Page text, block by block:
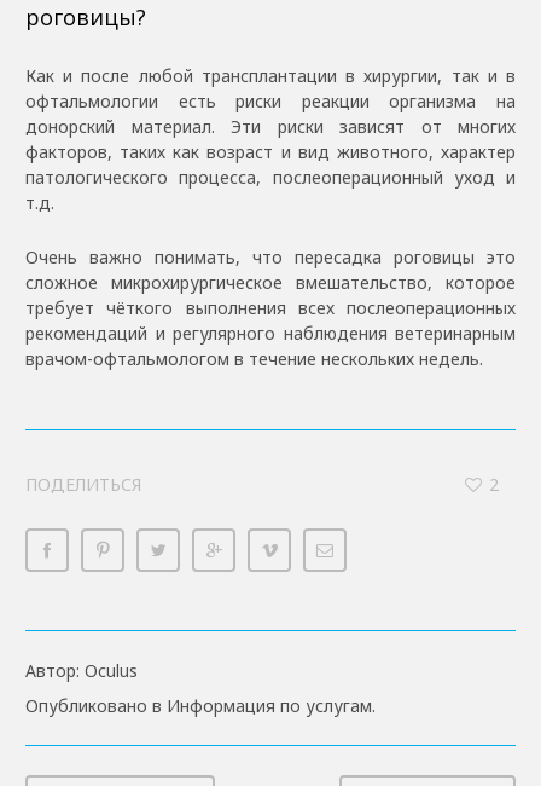
роговицы?
Как и после любой трансплантации в хирургии, так и в
офтальмологии есть риски реакции организма на
донорский материал. Эти риски зависят от многих
факторов, таких как возраст и вид животного, характер
патологического процесса, послеоперационный уход и
т.д.
Очень важно понимать, что пересадка роговицы это
сложное микрохирургическое вмешательство, которое
требует чёткого выполнения всех послеоперационных
рекомендаций и регулярного наблюдения ветеринарным
врачом-офтальмологом в течение нескольких недель.
ПОДЕЛИТЬСЯ 2
Автор: Oculus
Опубликовано в Информация по услугам.